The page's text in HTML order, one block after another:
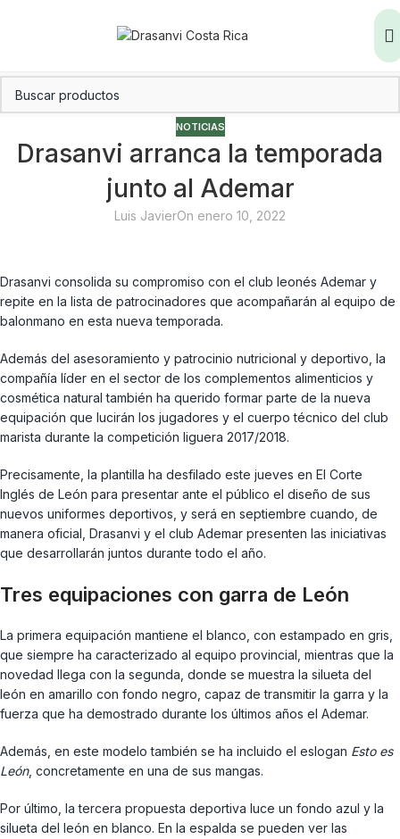
NOTICIAS
Drasanvi arranca la temporada
junto al Ademar
Luis JavierOn enero 10, 2022
Drasanvi consolida su compromiso con el club leonés Ademar y
repite en la lista de patrocinadores que acompañarán al equipo de
balonmano en esta nueva temporada.
Además del asesoramiento y patrocinio nutricional y deportivo, la
compañía líder en el sector de los complementos alimenticios y
cosmética natural también ha querido formar parte de la nueva
equipación que lucirán los jugadores y el cuerpo técnico del club
marista durante la competición liguera 2017/2018.
Precisamente, la plantilla ha desfilado este jueves en El Corte
Inglés de León para presentar ante el público el diseño de sus
nuevos uniformes deportivos, y será en septiembre cuando, de
manera oficial, Drasanvi y el club Ademar presenten las iniciativas
que desarrollarán juntos durante todo el año.
Tres equipaciones con garra de León
La primera equipación mantiene el blanco, con estampado en gris,
que siempre ha caracterizado al equipo provincial, mientras que la
novedad llega con la segunda, donde se muestra la silueta del
león en amarillo con fondo negro, capaz de transmitir la garra y la
fuerza que ha demostrado durante los últimos años el Ademar.
Además, en este modelo también se ha incluido el eslogan Esto es
León, concretamente en una de sus mangas.
Por último, la tercera propuesta deportiva luce un fondo azul y la
silueta del león en blanco. En la espalda se pueden ver las